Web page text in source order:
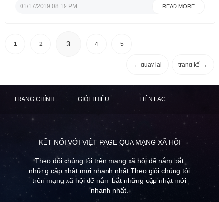
trở lên tùy theo khả năng....
01/17/2019 08:19 PM READ MORE
1 2 3 4 5
← quay lại trang kế →
TRANG CHÍNH GIỚI THIỆU LIÊN LẠC
KẾT NỐI VỚI VIỆT PAGE QUA MẠNG XÃ HỘI
Theo dõi chúng tôi trên mạng xã hội để nắm bắt
những cập nhật mới nhanh nhất.Theo giỏi chúng tôi
trên mạng xã hội để nắm bắt những cập nhật mới
nhanh nhất.